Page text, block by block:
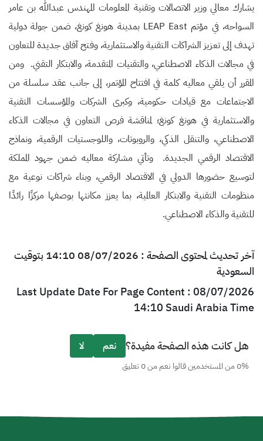
يشارك معالي وزير الاتصالات وتقنية المعلومات المهندس عبدالله بن عامر
السواحه، في مؤتم LEAP East بمدينة هونغ كونغ، ضمن جولة دولية
تهدف إلى تعزيز الشراكات التقنية والاستثمارية، وفتح آفاق جديدة للتعاون
في مجالات الذكاء الاصطناعي، والتقنيات المتقدمة، والابتكار التقني. ومن
المقرر أن يلقي معاليه كلمة في افتتاح المؤتمر، إلى جانب عقد سلسلة من
الاجتماعات مع قيادات حكومية، وكبرى الشركات والمؤسسات التقنية
والاستثمارية في هونغ كونغ؛ لمناقشة فرص التعاون في مجالات الذكاء
الاصطناعي، والتنقل الذكي، والروبوتات، واللوجستيات الرقمية، ونماذج
الاقتصاد الرقمي الجديدة. وتأتي مشاركة معاليه ضمن جهود المملكة
لتوسيع حضورها الدولي في الاقتصاد الرقمي، وبناء شراكات نوعية مع
منظومات التقنية والابتكار العالمية، بما يعزز مكانتها بوصفها مركزًا رائدًا
للتقنية والذكاء الاصطناعي.
آخر تحديث لمحتوى الصفحة : 08/07/2026 14:10 بتوقيت
السعودية
Last Update Date For Page Content : 08/07/2026
14:10 Saudi Arabia Time
هل كانت هذه الصفحة مفيدة؟ نعم لا
0% من المستخدمين قالوا نعم من 0 تعليق